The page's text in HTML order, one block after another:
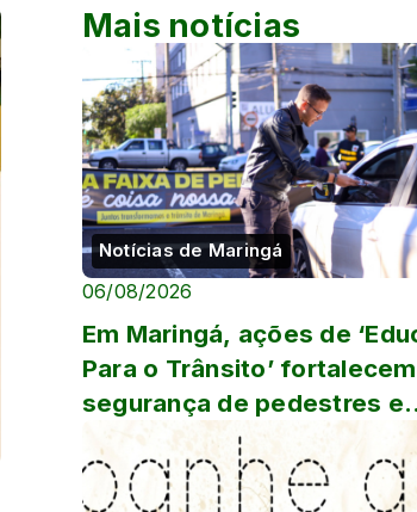
Mais notícias
Notícias de Maringá
06/08/2026
Em Maringá, ações de
Para o Trânsito’ fortalecem
segurança de pedestres e
condutores